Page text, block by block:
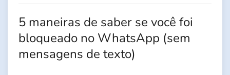
5 maneiras de saber se você foi
bloqueado no WhatsApp (sem
mensagens de texto)